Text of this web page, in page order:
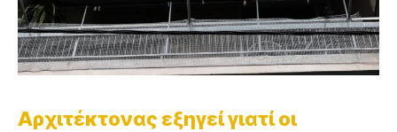
Αρχιτέκτονας εξηγεί γιατί οι